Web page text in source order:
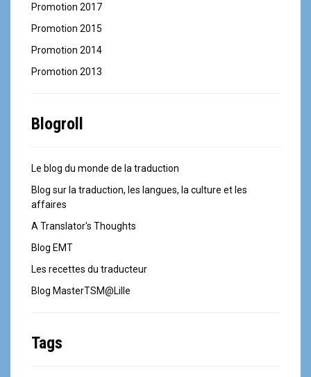
Promotion 2017
Promotion 2015
Promotion 2014
Promotion 2013
Blogroll
Le blog du monde de la traduction
Blog sur la traduction, les langues, la culture et les
affaires
A Translator's Thoughts
Blog EMT
Les recettes du traducteur
Blog MasterTSM@Lille
Tags